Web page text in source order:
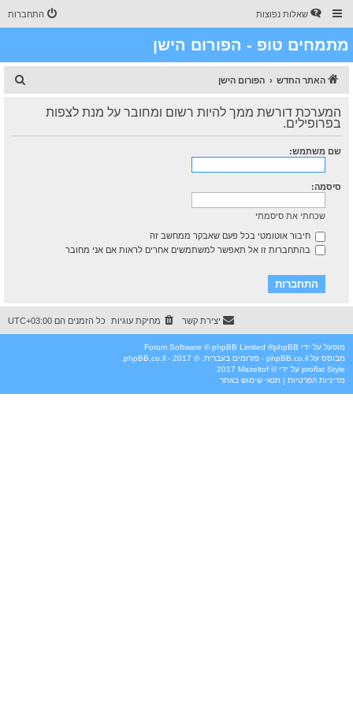
שאלות נפוצות התחברות
מתמחים טופ - הפורום הישן
האתר החדש הפורום הישן
ו
המערכת דורשת ממך להיות רשום ומחובר על מנת לצפות
בפרופילים.
שם משתמש:
סיסמה:
שכחתי את סיסמתי
חיבור אוטומטי בכל פעם שאבקר ממחשב זה
בהתחברות זו אל תאפשר למשתמשים אחרים לראות אם אני מחובר
כל הזמנים הם UTC+03:00 מחיקת עוגיות יצירת קשר
מופעל על ידי phpBB
® Forum Software © phpBB Limited
מבוסס על phpBB.co.il - פורומים בעברית
. © 2017 - phpBB.co.il.
Style
proflat על ידי © Mazeltof
מדיניות הפרטיות | תנאי שימוש באתר